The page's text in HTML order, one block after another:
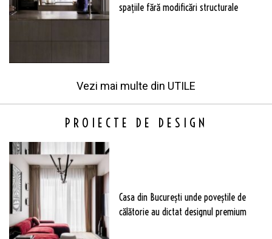
spațiile fără modificări structurale
Vezi mai multe din UTILE
PROIECTE DE DESIGN
Casa din București unde poveștile de
călătorie au dictat designul premium